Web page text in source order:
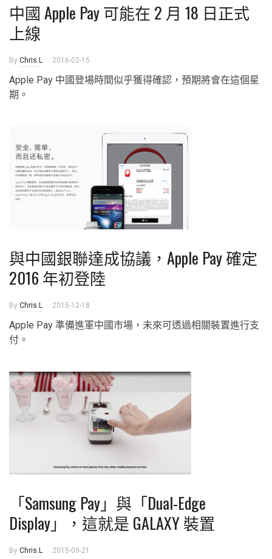
中國 Apple Pay 可能在 2 月 18 日正式
上線
By Chris.L 2016-02-15
Apple Pay 中國登場時間似乎獲得確認，預期將會在這個星
期。
與中國銀聯達成協議，Apple Pay 確定
2016 年初登陸
By Chris.L 2015-12-18
Apple Pay 準備進軍中國市場，未來可透過相關裝置進行支
付。
「Samsung Pay」與「Dual-Edge
Display」，這就是 GALAXY 裝置
By Chris.L 2015-09-21